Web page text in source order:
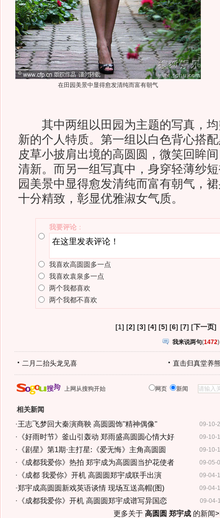
在田园美景中显得愈发清纯而富有朝气
其中两组以田园为主题的写真，均
新的个人特质。第一组以白色背心搭
皮草小披肩出境的高圆圆，微笑回眸
清新。而另一组写真中，身穿轻薄纱
园美景中显得愈发清纯而富有朝气，
十分精致，彰显优雅淑女气质。
我要评论 ：
我喜欢高圆圆多一点
我喜欢袁泉多一点
两个我都喜欢
两个我都不喜欢
[1] [2] [3] [4] [5] [6] [7] [下一页]
我来说两句(1472)
二月二抬头龙见喜 直击归真堂养
上网从搜狗开始 网页 新闻
相关新闻
09-10-
·王志飞梦回大秦演商鞅 高圆圆饰"精神偶像"
09-10-
· 《好雨时节》釜山引轰动 郑雨盛高圆圆心情大好
09-10-
· 《剧星》第1期·主打星:《爱无悔》主角高圆圆
09-05-
· 《成都我爱你》热拍 郑宇成为高圆圆当护花使者
09-04-
· 《成都 我爱你》开机 高圆圆郑宇成联手出演
09-04-
·郑宇成高圆圆新戏英语谈情 现场互送高帽(图)
09-04-
· 《成都我爱你》开机 高圆圆郑宇成谱写异国恋
更多关于 高圆圆 郑宇成的新闻